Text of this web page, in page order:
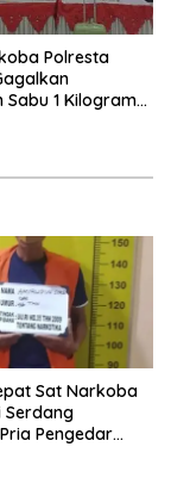
Polresta
Sabu 1 Kilogram
Sat Narkoba
Serdang
Pengedar